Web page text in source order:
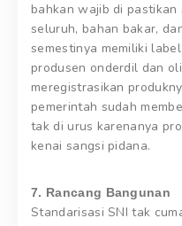
bahkan wajib di
seluruh, bahan bakar,
semestinya memiliki
produsen onderdil dan
meregistrasikan
pemerintah sudah
tak di urus karenanya
kenai sangsi pidana.
7. Rancang Bangunan
Standarisasi SNI tak